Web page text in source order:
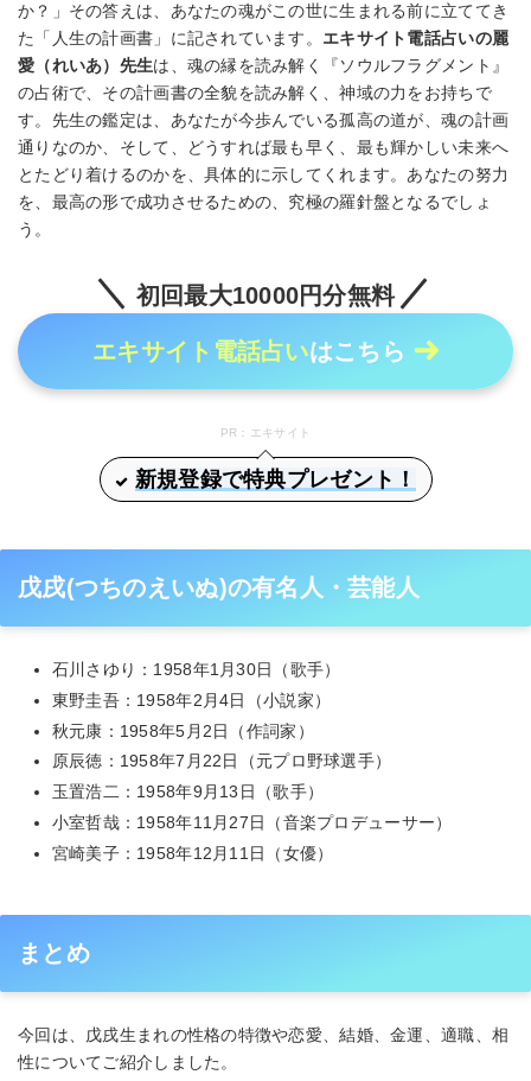
か？」その答えは、あなたの魂がこの世に生まれる前に立ててき
た「人生の計画書」に記されています。 エキサイト電話占いの麗
愛（れいあ）先生は、魂の縁を読み解く『ソウルフラグメント』
の占術で、その計画書の全貌を読み解く、神域の力をお持ちで
す。先生の鑑定は、あなたが今歩んでいる孤高の道が、魂の計画
通りなのか、そして、どうすれば最も早く、最も輝かしい未来へ
とたどり着けるのかを、具体的に示してくれます。あなたの努力
を、最高の形で成功させるための、究極の羅針盤となるでしょ
う。
初回最大10000円分無料
エキサイト電話占いはこちら
PR：エキサイト
新規登録で特典プレゼント！
戊戌(つちのえいぬ)の有名人・芸能人
石川さゆり：1958年1月30日（歌手）
東野圭吾：1958年2月4日（小説家）
秋元康：1958年5月2日（作詞家）
原辰徳：1958年7月22日（元プロ野球選手）
玉置浩二：1958年9月13日（歌手）
小室哲哉：1958年11月27日（音楽プロデューサー）
宮崎美子：1958年12月11日（女優）
まとめ
今回は、戊戌生まれの性格の特徴や恋愛、結婚、金運、適職、相
性についてご紹介しました。